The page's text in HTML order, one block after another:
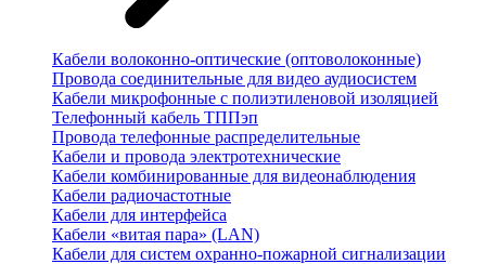
Кабели волоконно-оптические (оптоволоконные)
Провода соединительные для видео аудиосистем
Кабели микрофонные с полиэтиленовой изоляцией
Телефонный кабель ТППэп
Провода телефонные распределительные
Кабели и провода электротехнические
Кабели комбинированные для видеонаблюдения
Кабели радиочастотные
Кабели для интерфейса
Кабели «витая пара» (LAN)
Кабели для систем охранно-пожарной сигнализации